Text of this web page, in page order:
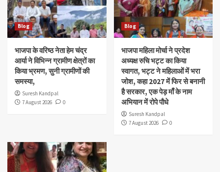
Blog
भाजपा के वरिष्ठ नेता हेम चंद्र
आर्या ने विभिन्न ग्रामीण क्षेत्रों का
किया भ्रमण, सुनी ग्रामीणों की
समस्या,
Suresh Kandpal
7 August 2026
0
Blog
भाजपा महिला मोर्चा ने प्रदेश
अध्यक्ष रुचि भट्ट का किया
स्वागत, भट्ट ने महिलाओं में भरा
जोश, कहा 2027 में फिर से बनानी
है सरकार, एक पेड़ माँ के नाम
अभियान में रोपे पौधे
Suresh Kandpal
7 August 2026
0